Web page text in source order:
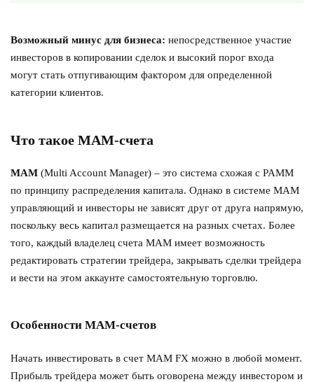
Возможный минус для бизнеса: непосредственное участие
инвесторов в копировании сделок и высокий порог входа
могут стать отпугивающим фактором для определенной
категории клиентов.
Что такое MAM-счета
MAM (Multi Account Manager) – это система схожая с PAMM
по принципу распределения капитала. Однако в системе MAM
управляющий и инвесторы не зависят друг от друга напрямую,
поскольку весь капитал размещается на разных счетах. Более
того, каждый владелец счета MAM имеет возможность
редактировать стратегии трейдера, закрывать сделки трейдера
и вести на этом аккаунте самостоятельную торговлю.
Особенности MAM-счетов
Начать инвестировать в счет MAM FX можно в любой момент.
Прибыль трейдера может быть оговорена между инвестором и